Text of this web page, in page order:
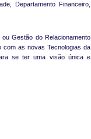
Departamento Financeiro,
Gestão do Relacionamento
com as novas Tecnologias da
se ter uma visão única e